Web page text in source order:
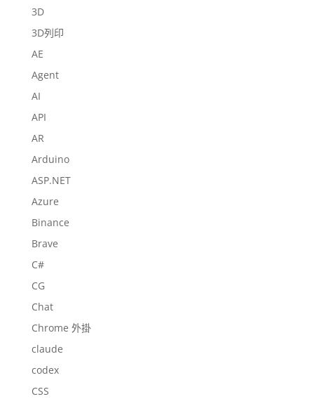
3D
3D列印
AE
Agent
AI
API
AR
Arduino
ASP.NET
Azure
Binance
Brave
C#
CG
Chat
Chrome 外掛
claude
codex
CSS